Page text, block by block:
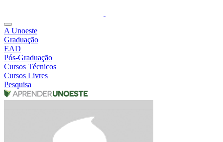
A Unoeste
Graduação
EAD
Pós-Graduação
Cursos Técnicos
Cursos Livres
Pesquisa